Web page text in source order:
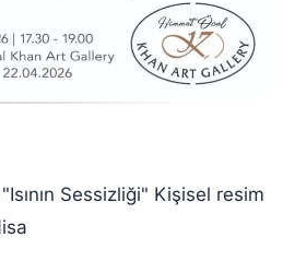
Sessizliği" Kişisel resim